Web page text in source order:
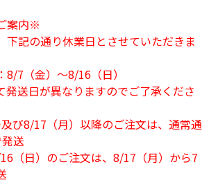
案内※
下記の通り休業日とさせていただきま
8/7（金）～8/16（日）
発送日が異なりますのでご了承くださ
び8/17（月）以降のご注文は、通常通
送
（日）のご注文は、8/17（月）から7